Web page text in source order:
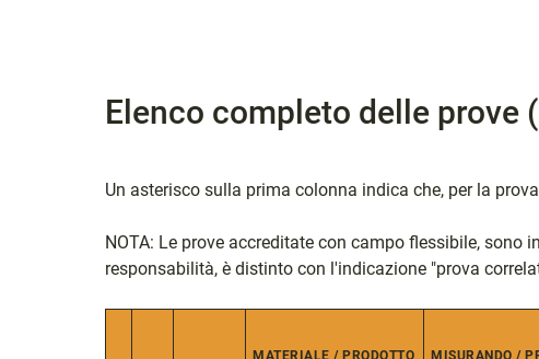
Elenco completo delle
Un asterisco sulla prima colonna indica che, per la
NOTA: Le prove accreditate con campo flessibile,
responsabilità, è distinto con l'indicazione "prova
MATERIALE / PRODOTTO
MISURANDO /